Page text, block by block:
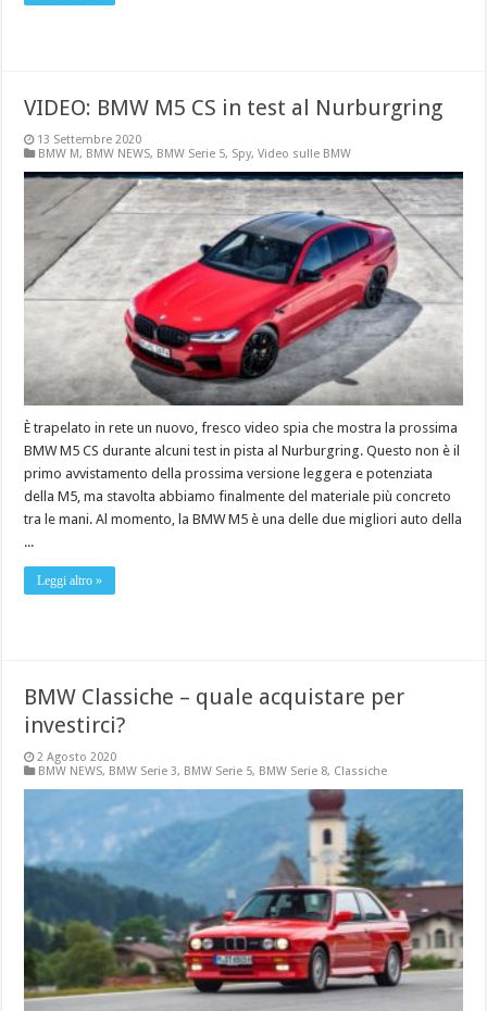
VIDEO: BMW M5 CS in test al Nurburgring
13 Settembre 2020
BMW M, BMW NEWS, BMW Serie 5, Spy,Video sulle BMW
È trapelato in rete un nuovo, fresco video spia che mostra la prossima
BMW M5 CS durante alcuni test in pista al Nurburgring. Questo non è il
primo avvistamento della prossima versione leggera e potenziata
della M5, ma stavolta abbiamo finalmente del materiale più concreto
tra le mani. Al momento, la BMW M5 è una delle due migliori auto della
...
Leggi altro »
BMW Classiche – quale acquistare per
investirci?
2 Agosto 2020
BMW NEWS, BMW Serie 3, BMW Serie 5, BMW Serie 8, Classiche